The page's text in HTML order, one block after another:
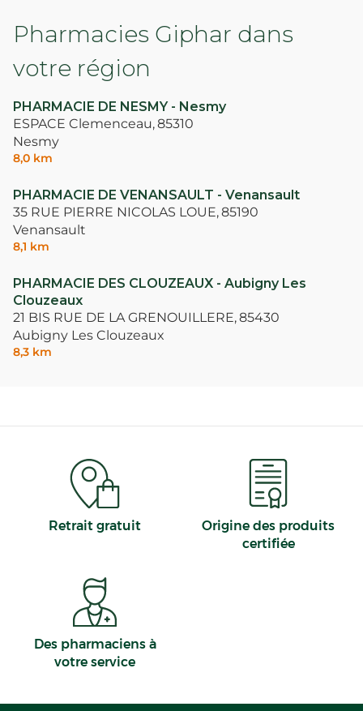
Pharmacies Giphar dans
votre région
PHARMACIE DE NESMY - Nesmy
ESPACE Clemenceau,85310
Nesmy
8,0 km
PHARMACIE DE VENANSAULT - Venansault
35 RUE PIERRE NICOLAS LOUE,85190
Venansault
8,1 km
PHARMACIE DES CLOUZEAUX - Aubigny Les
Clouzeaux
21 BIS RUE DE LA GRENOUILLERE,85430
Aubigny Les Clouzeaux
8,3 km
Retrait gratuit
Origine des produits
certifiée
Des pharmaciens à
votre service